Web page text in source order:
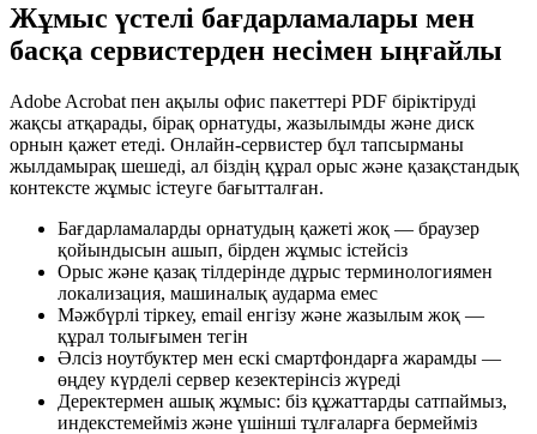
Жұмыс үстелі бағдарламалары мен
басқа сервистерден несімен ыңғайлы
Adobe Acrobat пен ақылы офис пакеттері PDF біріктіруді
жақсы атқарады, бірақ орнатуды, жазылымды және диск
орнын қажет етеді. Онлайн-сервистер бұл тапсырманы
жылдамырақ шешеді, ал біздің құрал орыс және қазақстандық
контексте жұмыс істеуге бағытталған.
Бағдарламаларды орнатудың қажеті жоқ — браузер
қойындысын ашып, бірден жұмыс істейсіз
Орыс және қазақ тілдерінде дұрыс терминологиямен
локализация, машиналық аударма емес
Мәжбүрлі тіркеу, email енгізу және жазылым жоқ —
құрал толығымен тегін
Әлсіз ноутбуктер мен ескі смартфондарға жарамды —
өңдеу күрделі сервер кезектерінсіз жүреді
Деректермен ашық жұмыс: біз құжаттарды сатпаймыз,
индекстемейміз және үшінші тұлғаларға бермейміз